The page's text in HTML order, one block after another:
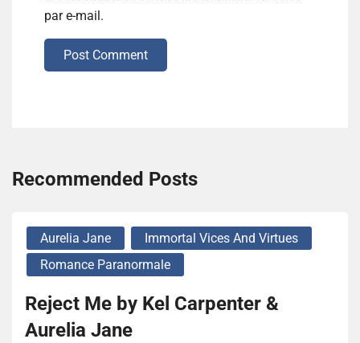
par e-mail.
Post Comment
Recommended Posts
Aurelia Jane
Immortal Vices And Virtues
Romance Paranormale
Reject Me by Kel Carpenter &
Aurelia Jane